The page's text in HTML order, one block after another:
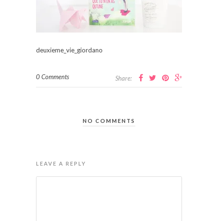
deuxieme_vie_giordano
0 Comments Share:
NO COMMENTS
LEAVE A REPLY